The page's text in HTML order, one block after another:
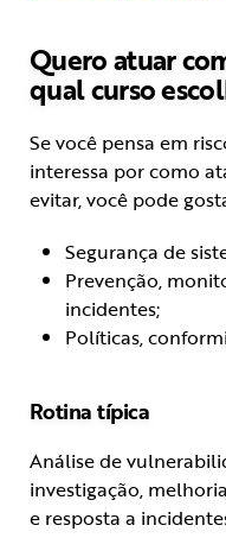
Quero atuar
qual curso
Se você pensa em
interessa por como
evitar, você pode
Segurança de
Prevenção,
incidentes;
Políticas,
Rotina típica
Análise de
investigação,
e resposta a